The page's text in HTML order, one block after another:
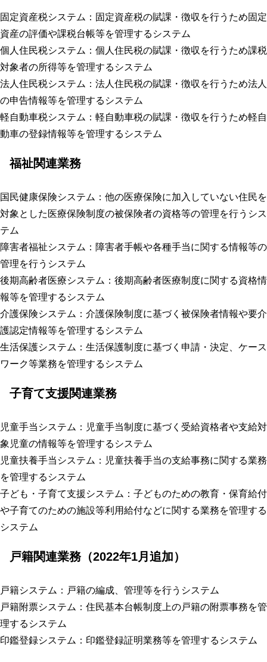
固定資産税システム ：固定資産税の賦課・徴収を行うため固定
資産の評価や課税台帳等を管理するシステム
個人住民税システム ：個人住民税の賦課・徴収を行うため課税
対象者の所得等を管理するシステム
法人住民税システム ：法人住民税の賦課・徴収を行うため法人
の申告情報等を管理するシステム
軽自動車税システム ：軽自動車税の賦課・徴収を行うため軽自
動車の登録情報等を管理するシステム
福祉関連業務
国民健康保険システム ：他の医療保険に加入していない住民を
対象とした医療保険制度の被保険者の資格等の管理を行うシス
テム
障害者福祉システム ：障害者手帳や各種手当に関する情報等の
管理を行うシステム
後期高齢者医療システム ：後期高齢者医療制度に関する資格情
報等を管理するシステム
介護保険システム ：介護保険制度に基づく被保険者情報や要介
護認定情報等を管理するシステム
生活保護システム ：生活保護制度に基づく申請・決定、ケース
ワーク等業務を管理するシステム
子育て支援関連業務
児童手当システム ：児童手当制度に基づく受給資格者や支給対
象児童の情報等を管理するシステム
児童扶養手当システム ：児童扶養手当の支給事務に関する業務
を管理するシステム
子ども・子育て支援システム ：子どものための教育・保育給付
や子育てのための施設等利用給付などに関する業務を管理する
システム
戸籍関連業務（2022年1月追加）
戸籍システム ：戸籍の編成、管理等を行うシステム
戸籍附票システム ：住民基本台帳制度上の戸籍の附票事務を管
理するシステム
印鑑登録システム ：印鑑登録証明業務等を管理するシステム